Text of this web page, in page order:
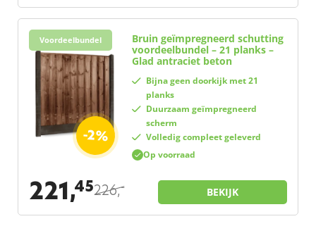
Voordeelbundel
-2%
Op voorraad
Bruin geïmpregneerd schutting
voordeelbundel – 21 planks –
Glad antraciet beton
Bijna geen doorkijk met 21
planks
Duurzaam geïmpregneerd
scherm
Volledig compleet geleverd
221,45226,– BEKIJK